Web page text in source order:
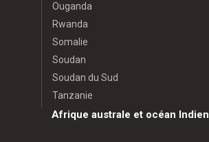
Ouganda
Rwanda
Somalie
Soudan
Soudan du Sud
Tanzanie
Afrique australe et océan Indien